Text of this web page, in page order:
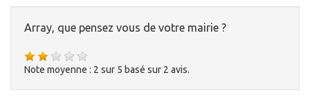
Array, que pensez vous de votre mairie ?
Note moyenne : 2 sur 5 basé sur 2 avis.